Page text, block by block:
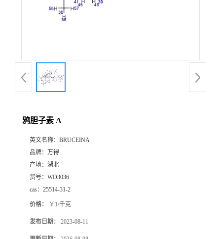
鸦胆子素 A
英文名称： BRUCEINA
品牌： 万得
产地： 湖北
货号： WD3036
cas： 25514-31-2
价格： ￥1/千克
发布日期： 2023-08-11